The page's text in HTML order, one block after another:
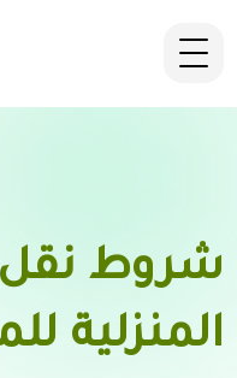
شروط نقل
المنزلية